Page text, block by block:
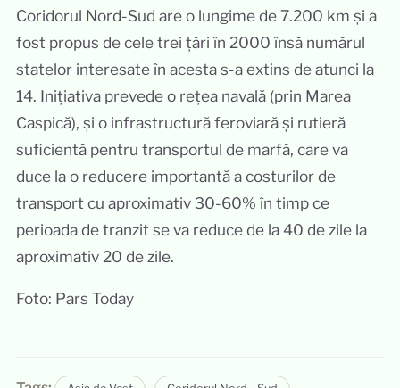
Coridorul Nord-Sud are o lungime de 7.200 km și a
fost propus de cele trei țări în 2000 însă numărul
statelor interesate în acesta s-a extins de atunci la
14. Inițiativa prevede o rețea navală (prin Marea
Caspică), și o infrastructură feroviară și rutieră
suficientă pentru transportul de marfă, care va
duce la o reducere importantă a costurilor de
transport cu aproximativ 30-60% în timp ce
perioada de tranzit se va reduce de la 40 de zile la
aproximativ 20 de zile.
Foto: Pars Today